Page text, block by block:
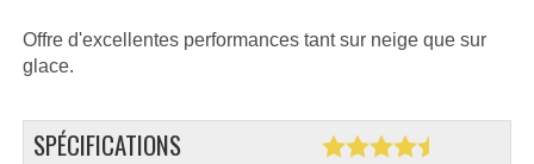
Offre d'excellentes performances tant sur neige que sur
glace.
SPÉCIFICATIONS